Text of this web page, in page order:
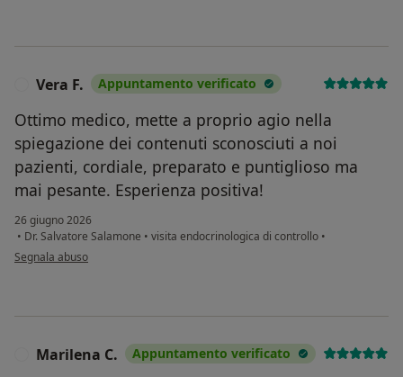
Vera F. Appuntamento verificato
Ottimo medico, mette a proprio agio nella
spiegazione dei contenuti sconosciuti a noi
pazienti, cordiale, preparato e puntiglioso ma
mai pesante. Esperienza positiva!
26 giugno 2026
• Dr. Salvatore Salamone • visita endocrinologica di controllo •
secondo l'opinione dell'utente Vera F.
Segnala abuso
Marilena C. Appuntamento verificato